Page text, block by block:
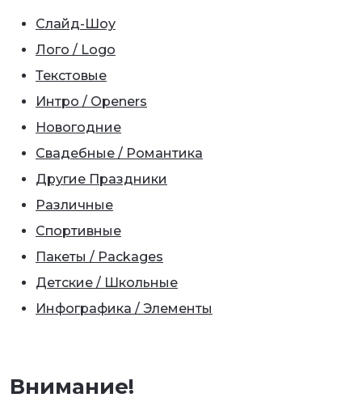
Слайд-Шоу
Лого / Logo
Текстовые
Интро / Openers
Новогодние
Свадебные / Романтика
Другие Праздники
Различные
Спортивные
Пакеты / Packages
Детские / Школьные
Инфографика / Элементы
Внимание!